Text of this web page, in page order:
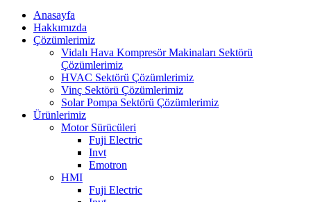
Anasayfa
Hakkımızda
Çözümlerimiz
Vidalı Hava Kompresör Makinaları Sektörü
Çözümlerimiz
HVAC Sektörü Çözümlerimiz
Vinç Sektörü Çözümlerimiz
Solar Pompa Sektörü Çözümlerimiz
Ürünlerimiz
Motor Sürücüleri
Fuji Electric
Invt
Emotron
HMI
Fuji Electric